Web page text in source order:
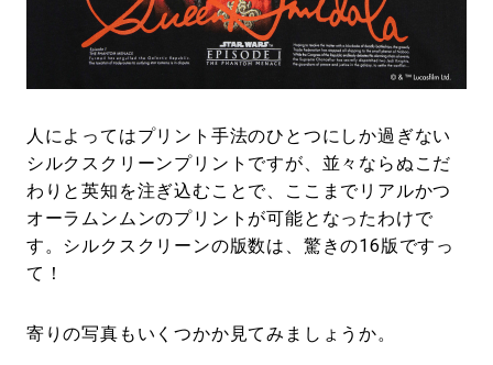
人によってはプリント手法のひとつにしか過ぎない
シルクスクリーンプリントですが、並々ならぬこだ
わりと英知を注ぎ込むことで、ここまでリアルかつ
オーラムンムンのプリントが可能となったわけで
す。シルクスクリーンの版数は、驚きの16版ですっ
て！
寄りの写真もいくつかか見てみましょうか。